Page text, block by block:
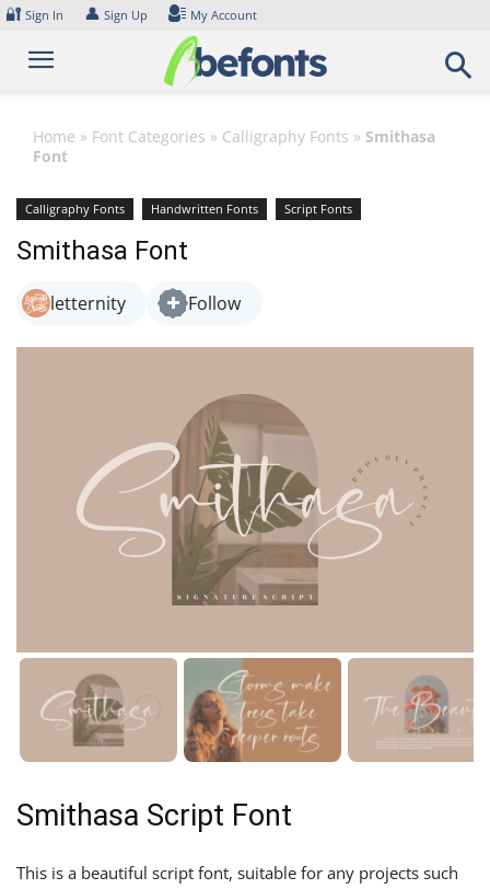
Skip
content
🔐 Sign In 👤 Sign Up My Account
Home » Font Categories » Calligraphy Fonts » Smithasa
Font
Calligraphy Fonts Handwritten Fonts Script Fonts
Smithasa Font
letternity Follow
Smithasa Script Font
This is a beautiful script font, suitable for any projects such